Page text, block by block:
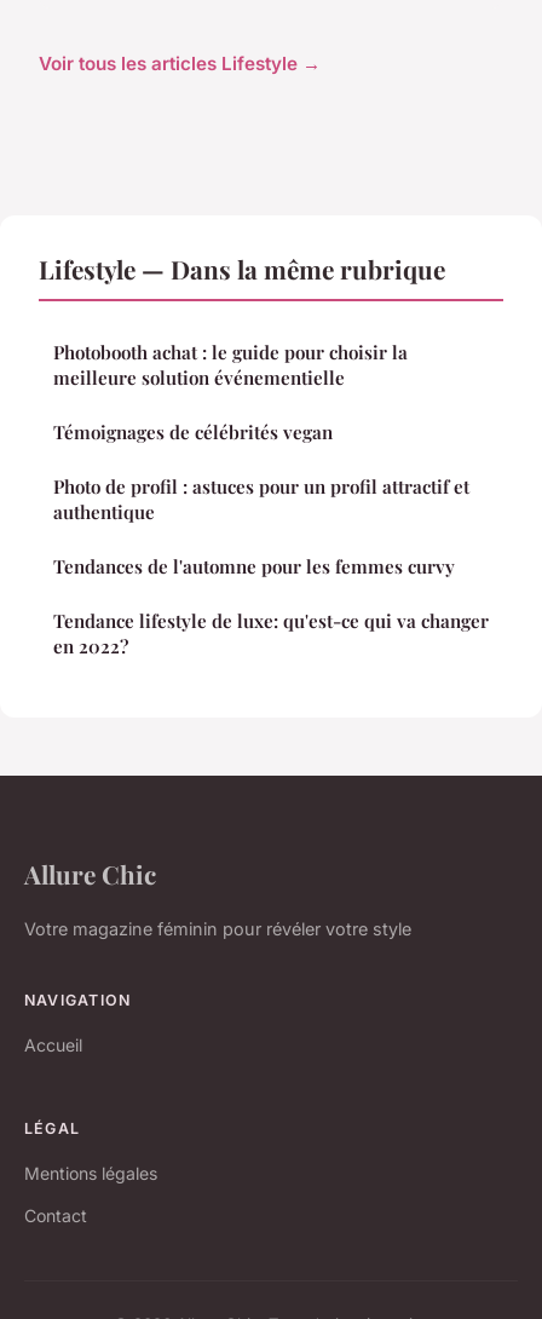
Voir tous les articles Lifestyle →
Lifestyle — Dans la même rubrique
Photobooth achat : le guide pour choisir la
meilleure solution événementielle
Témoignages de célébrités vegan
Photo de profil : astuces pour un profil attractif et
authentique
Tendances de l'automne pour les femmes curvy
Tendance lifestyle de luxe: qu'est-ce qui va changer
en 2022?
Allure Chic
Votre magazine féminin pour révéler votre style
NAVIGATION
Accueil
LÉGAL
Mentions légales
Contact